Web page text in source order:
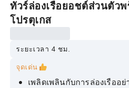
ทัวร์ล่องเรือยอชต์ส่วนตัวพ
โปรตุเกส
ระยะเวลา 4 ชม.
จุดเด่น
เพลิดเพลินกับการล่องเรืออ